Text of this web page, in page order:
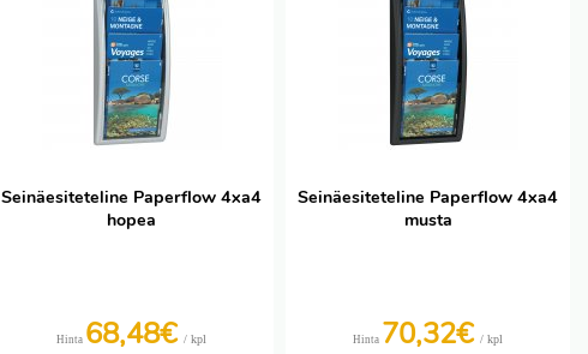
Seinäesiteteline Paperflow 4xa4
hopea
Hinta 68,48€ / kpl
Seinäesiteteline Paperflow 4xa4
musta
Hinta 70,32€ / kpl